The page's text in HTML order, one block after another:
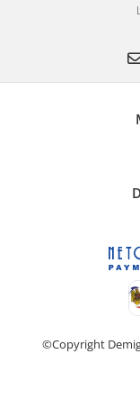
©Copyright